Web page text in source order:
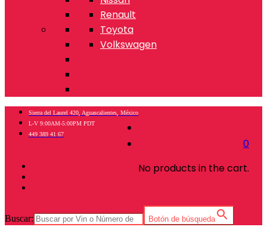
Renault
Toyota
Volkswagen
0
No products in the cart.
Sierra del Laurel 420, Aguascalientes, México
L-V 9:00AM-5:00PM PDT
449 389 41 67
Buscar: Botón de búsqueda